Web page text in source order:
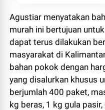
Agustiar menyatakan
murah ini bertujuan
dapat terus dilakukan
masyarakat di
bahan pokok dengan
yang disalurkan khusus
berjumlah 400 paket,
kg beras, 1 kg gula